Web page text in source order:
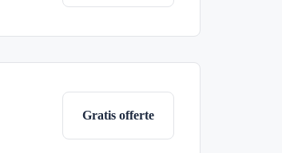
Gratis offerte